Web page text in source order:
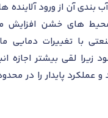
آب بندی آن از ورود
با تغییرات دمایی
زیرا لقی بیشتر اجازه
عملکرد پایدار را در